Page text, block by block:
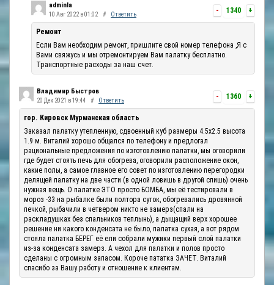
- 1340 +
adminla
10 Авг 2022 в 01:02 # Ответить
Ремонт
Если Вам необходим ремонт, пришлите свой номер телефона ,Я с
Вами свяжусь и мы отремонтируем Вам палатку бесплатно.
Транспортные расходы за наш счет.
- 1360 +
Владимир Быстров
20 Дек 2021 в 19:44 # Ответить
гор. Кировск Мурманская область
Заказал палатку утепленную, сдвоенный куб размеры 4.5х2.5 высота
1.9 м. Виталий хорошо общался по телефону и предлогал
рациональные предложения по изготовлению палатки, мы оговорили
где будет стоять печь для обогрева, оговорили расположение окон,
какие полы, а самое главное его совет по изготовлению перегородки
делящей палатку на две части (в одной ловишь в другой спишь) очень
нужная вещь. О палатке ЭТО просто БОМБА, мы её тестировали в
мороз -33 на рыбалке были полтора суток, обогревались дровянной
печкой, рыбачили в четвером никто не замерз(спали на
раскладушках без спальников теплынь), а дыщащий верх хорошее
решение ни какого конденсата не было, палатка сухая, а вот рядом
стояла палатка БЕРЕГ её ели собрали мужики первый слой палатки
из-за конденсата замерз. А чехол для палатки и полов просто
сделаны с огромным запасом. Короче пататка ЗАЧЕТ. Виталий
спасибо за Вашу работу и отношение к клиентам.